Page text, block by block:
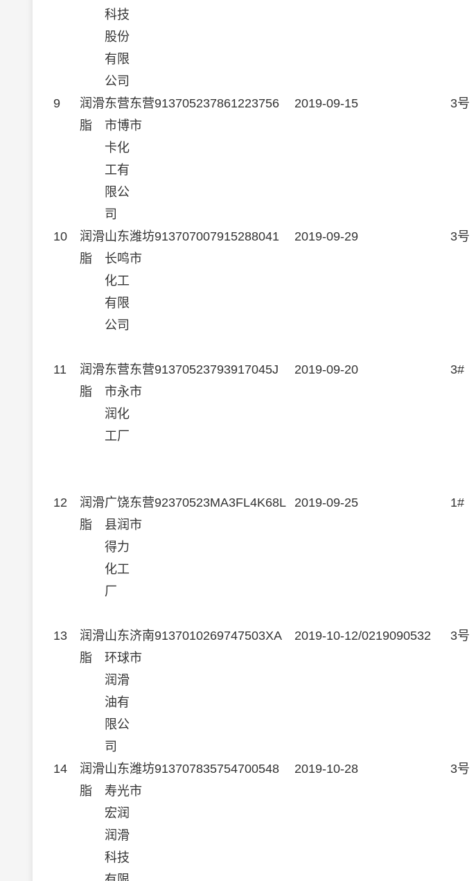
科技
股份
有限
公司
9
润滑
脂
东营
市博
卡化
工有
限公
司
东营
市
913705237861223756 2019-09-15 3号
10
润滑
脂
山东
长鸣
化工
有限
公司
潍坊
市
913707007915288041 2019-09-29 3号
11
润滑
脂
东营
市永
润化
工厂
东营
市
91370523793917045J 2019-09-20 3#
12
润滑
脂
广饶
县润
得力
化工
厂
东营
市
92370523MA3FL4K68L 2019-09-25 1#
13
润滑
脂
山东
环球
润滑
油有
限公
司
济南
市
9137010269747503XA 2019-10-12/0219090532 3号
14
润滑
脂
山东
寿光
宏润
润滑
科技
潍坊
市
913707835754700548 2019-10-28 3号